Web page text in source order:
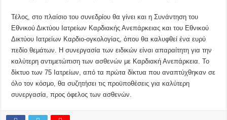
Τέλος, στο πλαίσιο του συνεδρίου θα γίνει και η Συνάντηση του
Εθνικού Δικτύου Ιατρείων Καρδιακής Ανεπάρκειας και του Εθνικού
Δικτύου Ιατρείων Καρδιο-ογκολογίας, όπου θα καλυφθεί ένα ευρύ
πεδίο θεμάτων. Η συνεργασία των ειδικών είναι απαραίτητη για την
καλύτερη αντιμετώπιση των ασθενών με Καρδιακή Ανεπάρκεια. Το
δίκτυο των 75 Ιατρείων, από τα πρώτα δίκτυα που αναπτύχθηκαν σε
όλο τον κόσμο, θα συζητήσει τις προϋποθέσεις για καλύτερη
συνεργασία, προς όφελος των ασθενών.